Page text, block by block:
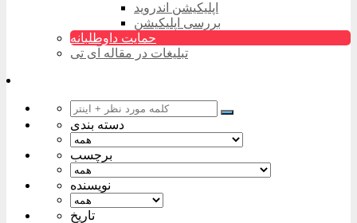
اپلیکیشن اندروید
بررسی اپلیکیشن
حمایت داوطلبانه
تبلیغات در مقاله آی تی
دسته بندی
برچسب
نویسنده
تاریخ